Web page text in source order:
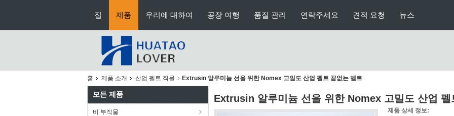
집 제품 우리에 대하여 공장 여행 품질 관리 연락주세요 견적 요청 뉴스
홈 제품 소개 산업 펠트 직물 Extrusin 알루미늄 선을 위한 Nomex 고밀도 산업 펠트 끝없는 벨트
모든 제품
비 부직물
Extrusin 알루미늄 선을 위한 Nomex 고밀도 산업 펠
제품 상세 정보: